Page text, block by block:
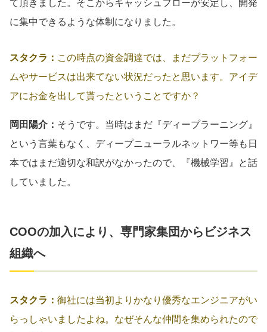
て頂きました。そこからキャッシュフローが安定し、開発
に集中できるような体制になりました。
スタクラ： この時点の資金調達では、まだプラットフォー
ムやサービスは出来てない状況だったと思います。アイデ
アにお金を出して貰ったということですか？
岡田陽介： そうです。当時はまだ『ディープラーニング』
という言葉もなく、ディープニューラルネットワー等も日
本ではまだ適切な和訳がなかったので、『機械学習』と話
していました。
COOの加入により、専門家集団からビジネス
組織へ
スタクラ： 御社には当初よりかなり優秀なエンジニアがい
らっしゃいましたよね。なぜそんな仲間を集められたので